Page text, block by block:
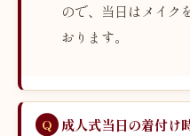
ので、当日はメイク
おります。
成人式当日の着付け